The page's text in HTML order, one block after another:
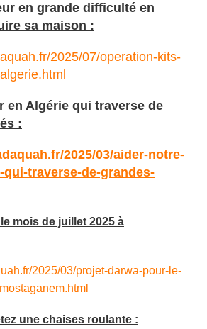
en grande difficulté en
sa maison :
2025/07/operation-kits-
Algérie qui traverse de
:
2025/03/aider-notre-
traverse-de-grandes-
mois de juillet 2025 à
2025/03/projet-darwa-pour-le-
une chaises roulante :